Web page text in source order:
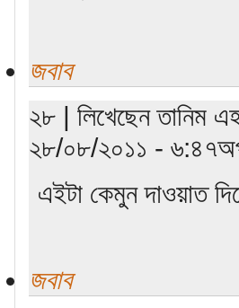
জবাব
২৮ | লিখেছেন তানিম
২৮/০৮/২০১১ -
এইটা কেমুন দাওয়াত
জবাব